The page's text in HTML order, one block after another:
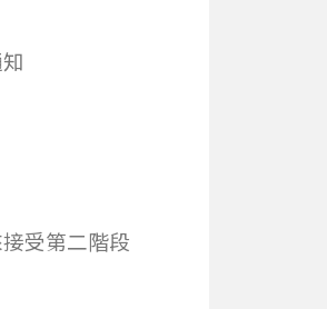
受第二階段